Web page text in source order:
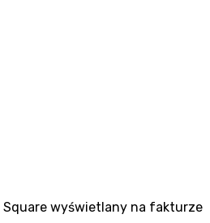
Square wyświetlany na fakturze